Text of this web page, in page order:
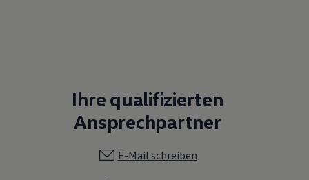
Ihre qualifizierten
Ansprechpartner
E-Mail schreiben